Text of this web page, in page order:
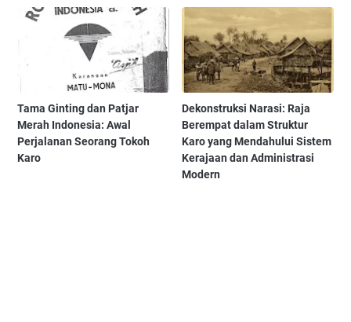
Tama Ginting dan Patjar
Merah Indonesia: Awal
Perjalanan Seorang Tokoh
Karo
Dekonstruksi Narasi: Raja
Berempat dalam Struktur
Karo yang Mendahului Sistem
Kerajaan dan Administrasi
Modern